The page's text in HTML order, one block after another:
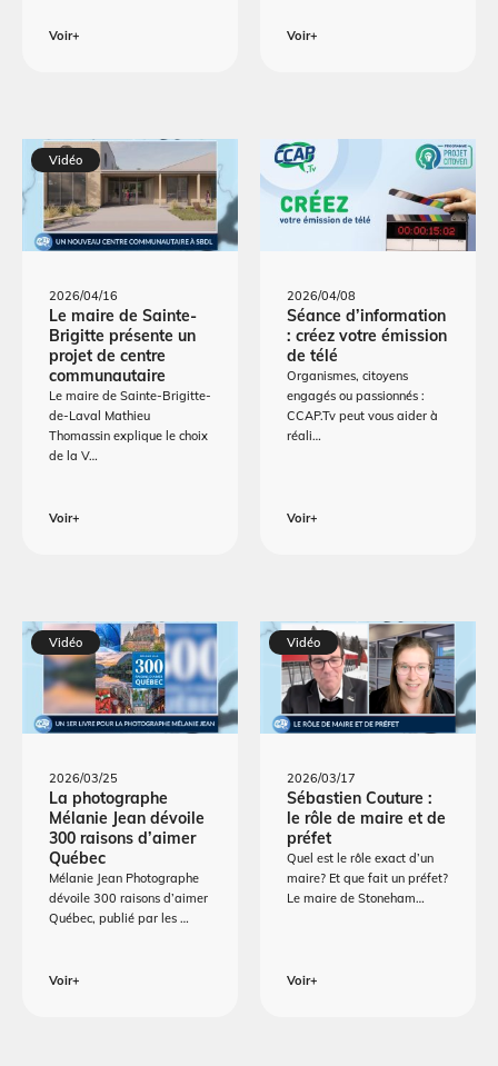
Voir+ Voir+
Vidéo
2026/04/16
Le maire de Sainte-
Brigitte présente un
projet de centre
communautaire
Le maire de Sainte-Brigitte-
de-Laval Mathieu
Thomassin explique le choix
de la V…
Voir+
2026/04/08
Séance d’information
: créez votre émission
de télé
Organismes, citoyens
engagés ou passionnés :
CCAP.Tv peut vous aider à
réali…
Voir+
Vidéo
2026/03/25
La photographe
Mélanie Jean dévoile
300 raisons d’aimer
Québec
Mélanie Jean Photographe
dévoile 300 raisons d’aimer
Québec, publié par les …
Voir+
Vidéo
2026/03/17
Sébastien Couture :
le rôle de maire et de
préfet
Quel est le rôle exact d’un
maire? Et que fait un préfet?
Le maire de Stoneham…
Voir+